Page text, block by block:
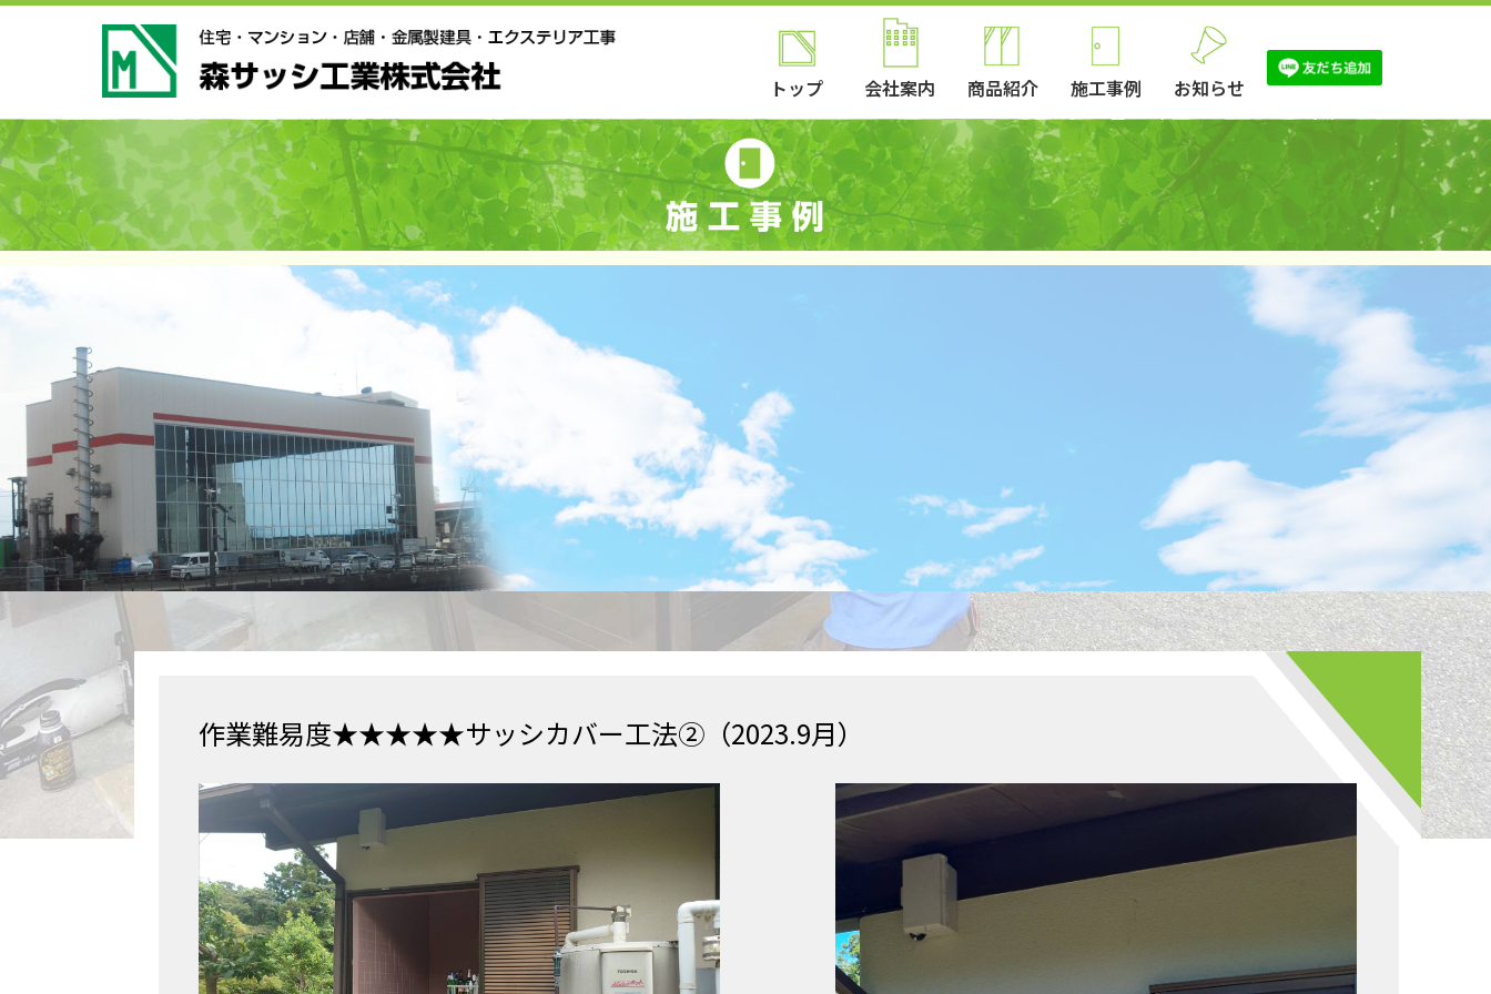
トップ 会社案内 商品紹介 施工事例 お知らせ
作業難易度★★★★★サッシカバー工法②（2023.9月）